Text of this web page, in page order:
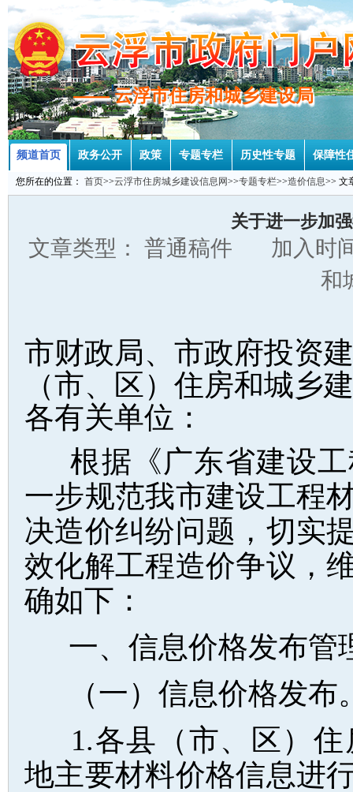
—— 云浮市住房和城乡建设局
—— 云浮市住房和城乡建设局
频道首页 政务公开 政策 专题专栏 历史性专题 保障性
您所在的位置： 首页>>云浮市住房城乡建设信息网>>专题专栏>>造价信息>> 文
关于进一步加
文章类型： 普通稿件 加入时
和
市财政局、市政府投资
（市、区）住房和城乡
各有关单位：
根据《广东省建设
一步规范我市建设工程
决造价纠纷问题，切实
效化解工程造价争议，
确如下：
一、信息价格发布管
（一）信息价格发布
1.各县（市、区）
地主要材料价格信息进